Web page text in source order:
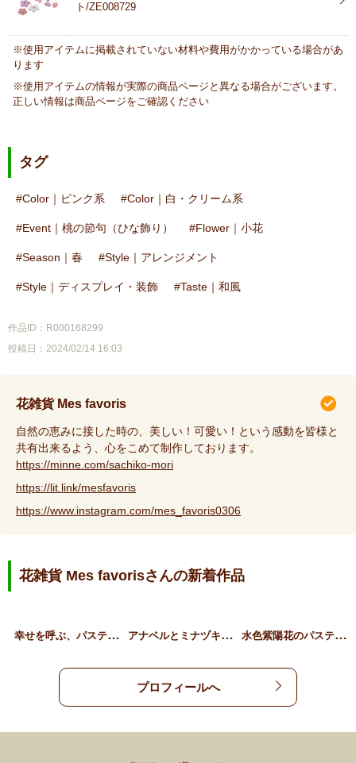
ト/ZE008729
※使用アイテムに掲載されていない材料や費用がかかっている場合があ
ります
※使用アイテムの情報が実際の商品ページと異なる場合がございます。
正しい情報は商品ページをご確認ください
タグ
Color｜ピンク系 Color｜白・クリーム系
Event｜桃の節句（ひな飾り） Flower｜小花
Season｜春 Style｜アレンジメント
Style｜ディスプレイ・装飾 Taste｜和風
作品ID：R000168299
投稿日：2024/02/14 16:03
花雑貨 Mes favoris
自然の恵みに接した時の、美しい！可愛い！という感動を皆様と
共有出来るよう、心をこめて制作しております。
https://minne.com/sachiko-mori
https://lit.link/mesfavoris
https://www.instagram.com/mes_favoris0306
花雑貨 Mes favorisさんの新着作品
幸
せを呼ぶ、パステルカラー… ア
ナベルとミナヅキ紫陽花の… 水
色紫陽花のパステルシェル…
プロフィールへ